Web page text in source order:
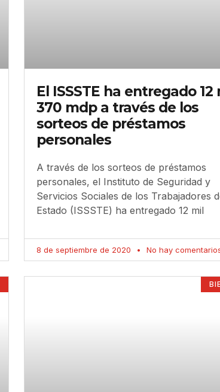
El ISSSTE ha entregado 12
370 mdp a través de los
sorteos de préstamos
personales
A través de los sorteos de préstamos
personales, el Instituto de Seguridad y
Servicios Sociales de los Trabajadores
Estado (ISSSTE) ha entregado 12 mil
8 de septiembre de 2020 No hay